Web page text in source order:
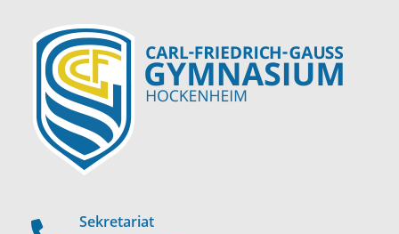
Sekretariat